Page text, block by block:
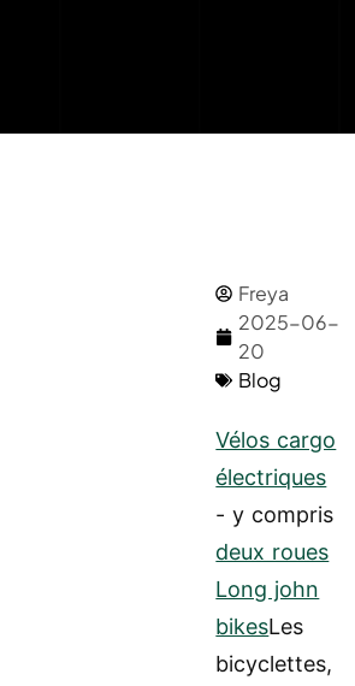
Freya
2025-06-
20
Blog
Vélos cargo
électriques
- y compris
deux roues
Long john
bikesLes
bicyclettes,